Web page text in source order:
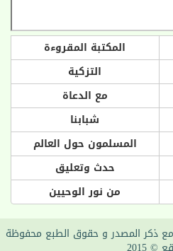
المكتبة المقروءة
التزكية
مع الدعاة
شبابنا
المسلمون حول العالم
حدث وتعليق
من نور الوحيين
ذكر المصدر و حقوق الطبع محفوظة